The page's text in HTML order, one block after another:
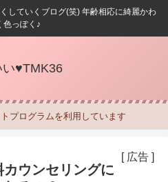
していくブログ(笑) 年齢相応に綺麗かわ
色っぽく♪
い♥TMK36
プログラムを利用しています
[ 広告 ]
カウンセリングに